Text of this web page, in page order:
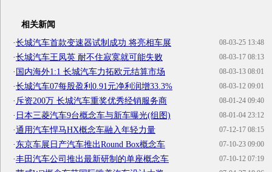
相关新闻
08-03-25 13:48
·长城汽车首款变速器试制成功 将亮相车展
08-03-17 08:13
·长城汽车王凤英 耐不住寂寞就可能失败
08-03-13 08:01
·国内海外1:1 长城汽车力拓欧元结算市场
08-03-12 09:01
·长城汽车07每股盈利0.91元净利润增33.3%
08-01-24 09:40
· 斥资200万 长城汽车重奖优秀经销服务商
08-01-04 23:12
· 日本三菱汽车9台概念车与新车曝光(组图)
07-12-17 08:15
·通用汽车悍马HX概念车融入年轻力量
07-10-23 09:00
·东京车展日产汽车推出Round Box概念车
07-10-12 07:19
·丰田汽车公司推出最新研制的单座概念车